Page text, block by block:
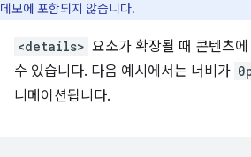
데모에 포함되지 않습니다.
<details> 요소가 확장될 때 콘텐츠
수 있습니다. 다음 예시에서는 너비가
니메이션됩니다.